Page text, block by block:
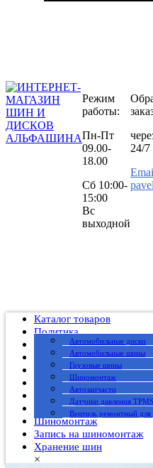
Режим
работы:
Пн-Пт
09.00-
18.00
Сб 10:00-
15:00
Вс
выходной
24/7
Каталог товаров
Автомобильные диски
Автомобильные шины
Грузовые шины
Шиномонтаж
Автозапчасти
Датчики давления TPMS
Вентиль ремонтный для
Политика
Публичный договор
О нас
Оплата
Доставка
Вакансии
Гарантия
Шиномонтаж
Запись на шиномонтаж
Хранение шин
×